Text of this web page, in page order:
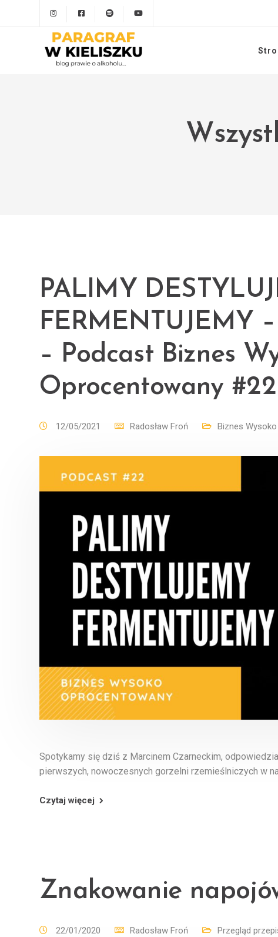
PALIMY
FERMENTUJEMY
– Podcast Biznes
Oprocentowany #22
12/05/2021 Radosław Froń Biznes
Spotykamy się dziś z Marcinem Czarneckim,
pierwszych, nowoczesnych gorzelni rzemieślniczych w
Czytaj więcej
Znakowanie
22/01/2020 Radosław Froń Przegląd